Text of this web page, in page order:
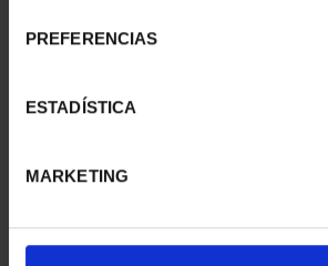
PREFERENCIAS
ESTADÍSTICA
MARKETING